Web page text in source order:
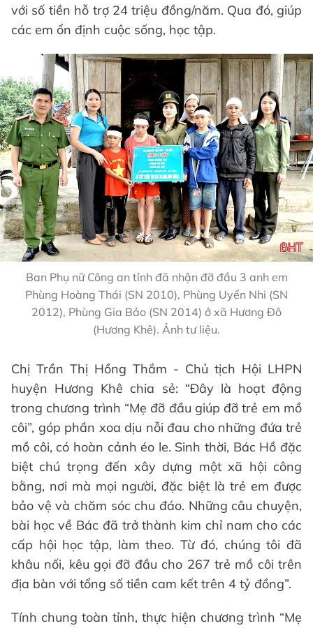
với số tiền hỗ trợ 24 triệu đồng/năm. Qua đó, giúp
các em ổn định cuộc sống, học tập.
Ban Phụ nữ Công an tỉnh đã nhận đỡ đầu 3 anh em
Phùng Hoàng Thái (SN 2010), Phùng Uyển Nhi (SN
2012), Phùng Gia Bảo (SN 2014) ở xã Hương Đô
(Hương Khê). Ảnh tư liệu.
Chị Trần Thị Hồng Thắm - Chủ tịch Hội LHPN
huyện Hương Khê chia sẻ: “Đây là hoạt động
trong chương trình “Mẹ đỡ đầu giúp đỡ trẻ em mồ
côi”, góp phần xoa dịu nỗi đau cho những đứa trẻ
mồ côi, có hoàn cảnh éo le. Sinh thời, Bác Hồ đặc
biệt chú trọng đến xây dựng một xã hội công
bằng, nơi mà mọi người, đặc biệt là trẻ em được
bảo vệ và chăm sóc chu đáo. Những câu chuyện,
bài học về Bác đã trở thành kim chỉ nam cho các
cấp hội học tập, làm theo. Từ đó, chúng tôi đã
khâu nối, kêu gọi đỡ đầu cho 267 trẻ mồ côi trên
địa bàn với tổng số tiền cam kết trên 4 tỷ đồng”.
Tính chung toàn tỉnh, thực hiện chương trình “Mẹ